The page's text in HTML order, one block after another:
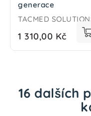
generace
TACMED
1 310,00 Kč
16 dalších